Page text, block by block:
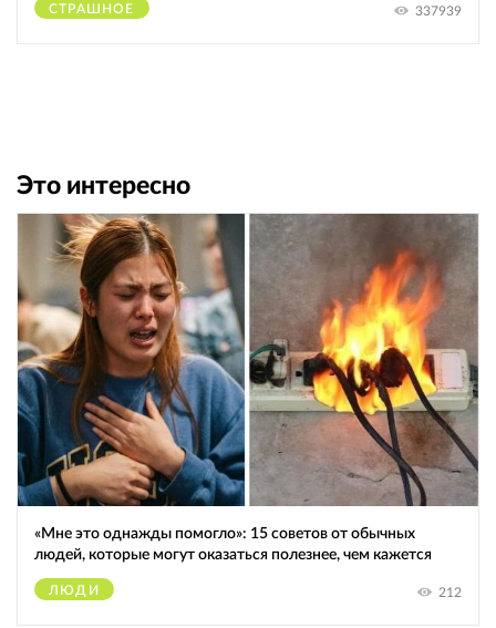
СТРАШНОЕ 337939
Это интересно
«Мне это однажды помогло»: 15 советов от обычных
людей, которые могут оказаться полезнее, чем кажется
ЛЮДИ 212